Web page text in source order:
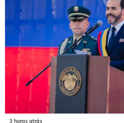
3 horas atrás